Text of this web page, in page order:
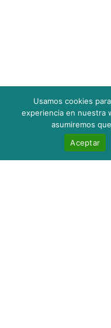
Usamos cookies
experiencia en nuestra
asumiremos
Aceptar